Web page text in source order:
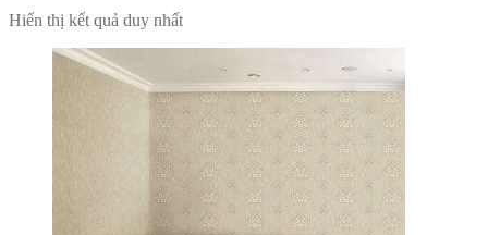
Hiển thị kết quả duy nhất